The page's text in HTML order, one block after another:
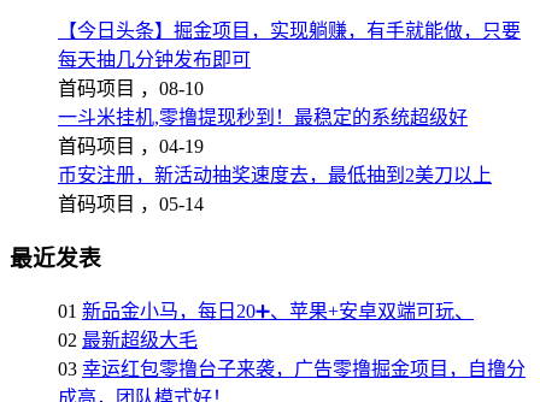
【今日头条】掘金项目，实现躺赚，有手就能做，只要
每天抽几分钟发布即可
首码项目 ， 08-10
一斗米挂机,零撸提现秒到！最稳定的系统超级好
首码项目 ， 04-19
币安注册，新活动抽奖速度去，最低抽到2美刀以上
首码项目 ， 05-14
最近发表
01 新品金小马，每日20➕、苹果+安卓双端可玩、
02 最新超级大毛
03 幸运红包零撸台子来袭，广告零撸掘金项目，自撸分
成高，团队模式好！